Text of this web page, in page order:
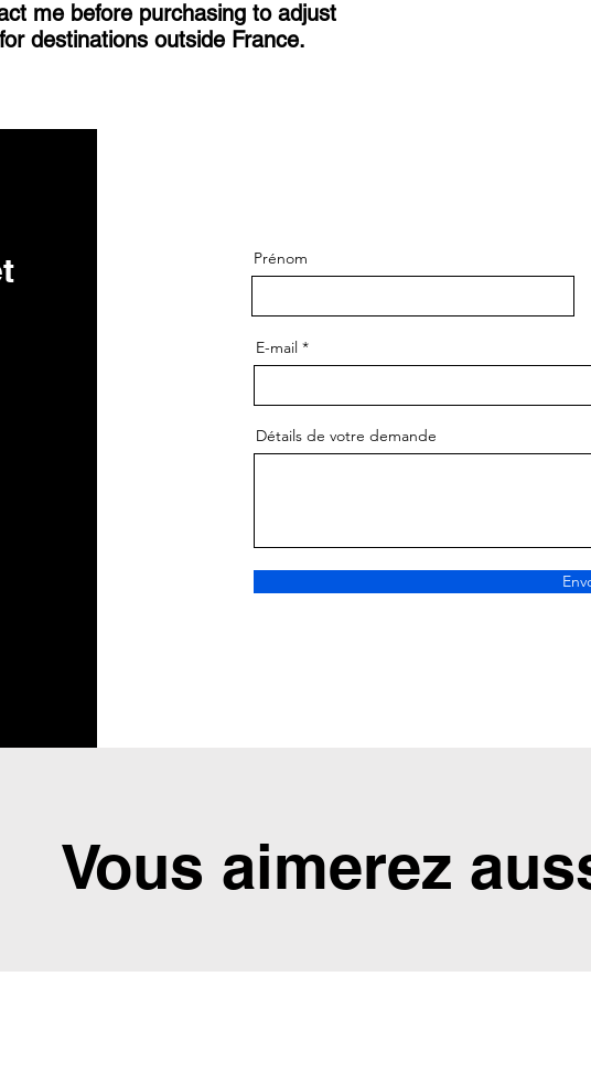
me before purchasing to adjust
destinations outside France.
Prénom
E-mail
Détails de votre demande
Vous aimerez